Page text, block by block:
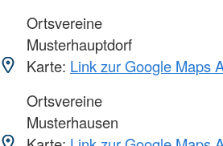
Ortsvereine
Musterhauptdorf
Karte: Link zur Google Maps
Ortsvereine
Musterhausen